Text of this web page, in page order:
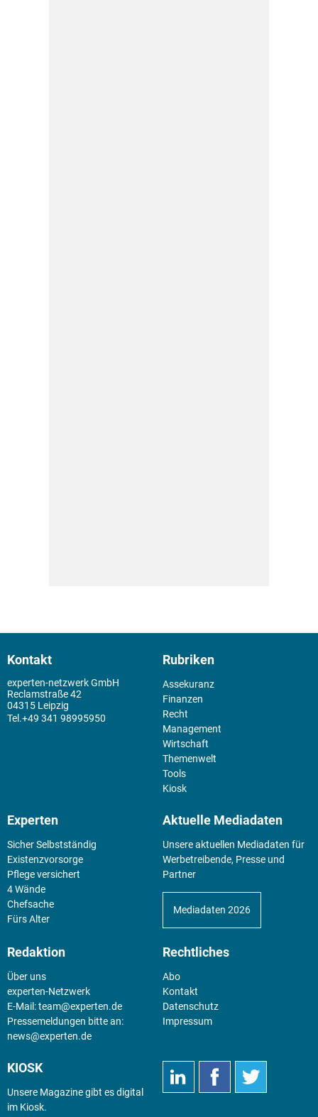
Kontakt
experten-netzwerk GmbH
Reclamstraße 42
04315 Leipzig
+49 341 98995950
Rubriken
Assekuranz
Finanzen
Recht
Management
Wirtschaft
Themenwelt
Tools
Kiosk
Experten
Sicher Selbstständig
Existenz­vorsorge
Pflege versichert
4 Wände
Chefsache
Fürs Alter
Aktuelle Mediadaten
Unsere aktuellen Mediadaten für
Werbetreibende, Presse und
Partner
Mediadaten 2026
Redaktion
Über uns
experten-Netzwerk
E-Mail:team@experten.de
Pressemeldungen bitte an:
news@experten.de
Rechtliches
Abo
Kontakt
Datenschutz
Impressum
KIOSK
Unsere Magazine gibt es digital
im Kiosk.